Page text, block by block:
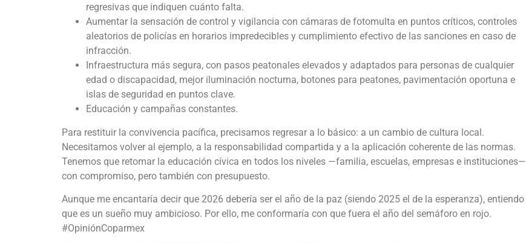
regresivas que indiquen cuánto falta.
Aumentar la sensación de control y vigilancia con cámaras de fotomulta en puntos críticos, controles
aleatorios de policías en horarios impredecibles y cumplimiento efectivo de las sanciones en caso de
infracción.
Infraestructura más segura, con pasos peatonales elevados y adaptados para personas de cualquier
edad o discapacidad, mejor iluminación nocturna, botones para peatones, pavimentación oportuna e
islas de seguridad en puntos clave.
Educación y campañas constantes.
Para restituir la convivencia pacífica, precisamos regresar a lo básico: a un cambio de cultura local.
Necesitamos volver al ejemplo, a la responsabilidad compartida y a la aplicación coherente de las normas.
Tenemos que retomar la educación cívica en todos los niveles —familia, escuelas, empresas e instituciones—
con compromiso, pero también con presupuesto.
Aunque me encantaría decir que 2026 debería ser el año de la paz (siendo 2025 el de la esperanza), entiendo
que es un sueño muy ambicioso. Por ello, me conformaría con que fuera el año del semáforo en rojo.
#OpiniónCoparmex